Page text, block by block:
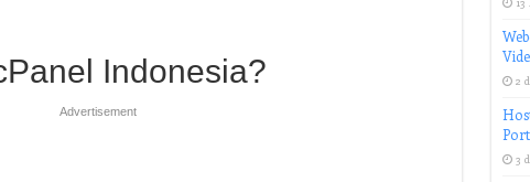
Indonesia?
Advertisement
2
3